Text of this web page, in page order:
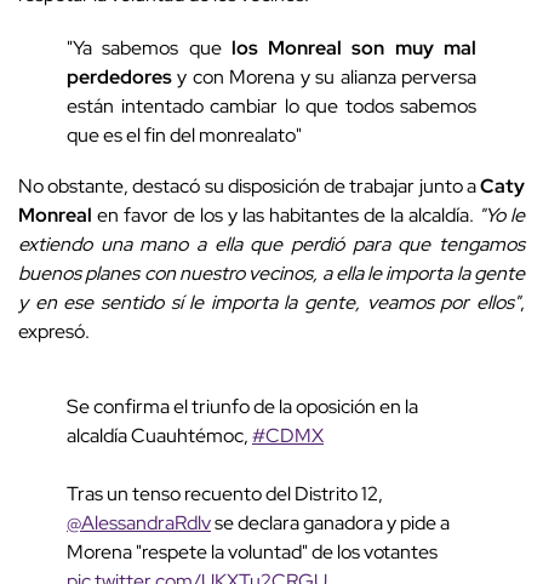
"Ya sabemos que los Monreal son muy mal
perdedoresy con Morena y su alianza perversa
están intentado cambiar lo que todos sabemos
que es el fin del monrealato"
No obstante, destacó su disposición de trabajar junto aCaty
Monreal en favor de los y las habitantes de la alcaldía. "Yo le
extiendo una mano a ella que perdió para que tengamos
buenos planes con nuestro vecinos, a ella le importa la gente
y en ese sentido sí le importa la gente, veamos por ellos",
expresó.
Se confirma el triunfo de la oposición en la
alcaldía Cuauhtémoc,#CDMX
Tras un tenso recuento del Distrito 12,
@AlessandraRdlvse declara ganadora y pide a
Morena "respete la voluntad" de los votantes